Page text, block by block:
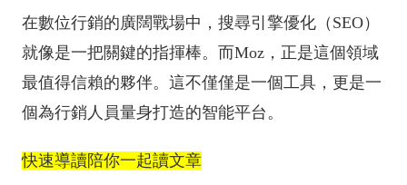
在數位行銷的廣闊戰場中，搜尋引擎優化（SEO）
就像是一把關鍵的指揮棒。而Moz，正是這個領域
最值得信賴的夥伴。這不僅僅是一個工具，更是一
個為行銷人員量身打造的智能平台。
快速導讀陪你一起讀文章